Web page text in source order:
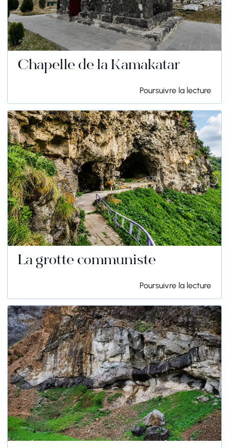
Chapelle de la Kamakatar
Poursuivre la lecture
La grotte communiste
Poursuivre la lecture